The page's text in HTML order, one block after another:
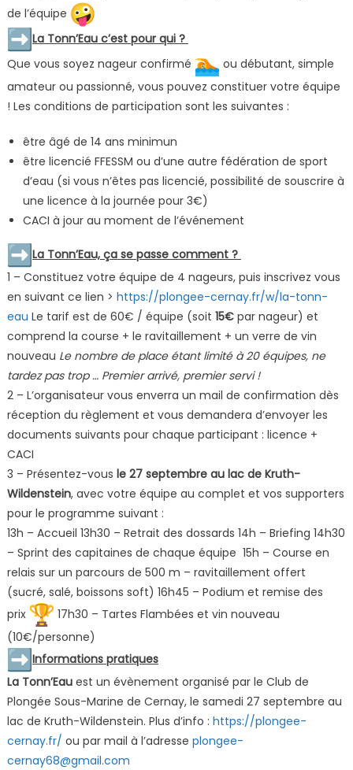
de l’équipe
La Tonn’Eau c’est pour qui ?
Que vous soyez nageur confirmé
ou débutant, simple
amateur ou passionné, vous pouvez constituer votre équipe
! Les conditions de participation sont les suivantes :
être âgé de 14 ans minimun
être licencié FFESSM ou d’une autre fédération de sport
d’eau (si vous n’êtes pas licencié, possibilité de souscrire à
une licence à la journée pour 3€)
CACI à jour au moment de l’événement
La Tonn’Eau, ça se passe comment ?
1 – Constituez votre équipe de 4 nageurs, puis inscrivez vous
en suivant ce lien > https://plongee-cernay.fr/w/la-tonn-
eau Le tarif est de 60€ / équipe (soit 15€par nageur) et
comprend la course + le ravitaillement + un verre de vin
nouveau Le nombre de place étant limité à 20 équipes, ne
tardez pas trop … Premier arrivé, premier servi !
2 – L’organisateur vous enverra un mail de confirmation dès
réception du règlement et vous demandera d’envoyer les
documents suivants pour chaque participant : licence +
CACI
3 – Présentez-vous le 27 septembre au lac de Kruth-
Wildenstein, avec votre équipe au complet et vos supporters
pour le programme suivant :
13h – Accueil 13h30 – Retrait des dossards 14h – Briefing 14h30
– Sprint des capitaines de chaque équipe 15h – Course en
relais sur un parcours de 500 m – ravitaillement offert
(sucré, salé, boissons soft) 16h45 – Podium et remise des
prix
17h30 – Tartes Flambées et vin nouveau
(10€/personne)
Informations pratiques
La Tonn’Eauest un évènement organisé par le Club de
Plongée Sous-Marine de Cernay, le samedi 27 septembre au
lac de Kruth-Wildenstein. Plus d’info : https://plongee-
cernay.fr/ ou par mail à l’adresse plongee-
cernay68@gmail.com